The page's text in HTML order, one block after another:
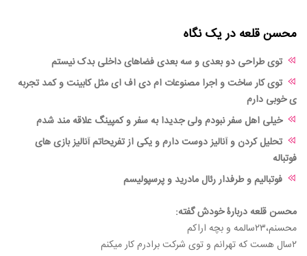
محسن قلعه در یک نگاه
توی طراحی دو بعدی و سه بعدی فضاهای داخلی بدک نیستم
توی کار ساخت و اجرا مصنوعات ام دی اف ای مثل کابینت و کمد تجربه
ی خوبی دارم
خیلی اهل سفر نبودم ولی جدیدا به سفر و کمپینگ علاقه مند شدم
تحلیل کردن و آنالیز دوست دارم و یکی از تفریحاتم آنالیز بازی های
فوتباله
فوتبالیم و طرفدار رئال مادرید و پرسپولیسم
محسن قلعه دربارۀ خودش گفته:
محسنم،۲۳سالمه و بچه اراکم
۲سال هست که تهرانم و توی شرکت برادرم کار میکنم